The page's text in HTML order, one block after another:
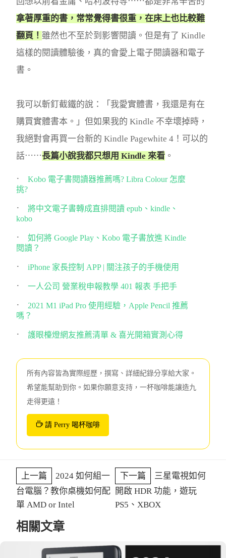
拿著厚重的書，常常覺得書很重，在床上也比較難
翻頁！ 雖然也不至於到影響閱讀。但是有了 Kindle
這樣的閱讀體驗後，真的會愛上電子閱讀器和電子
書。
我可以斬釘截鐵的說：「我愛實體書，我還是有在
購買實體書本。」但如果我的 Kindle 不幸壞掉時，
我絕對會再買一台新的 Kindle Pagewhite 4！可以的
話⋯⋯長篇小說我都只想用 Kindle 來看 。
Kobo 電子書閱讀器推薦嗎? Libra Colour 怎麼
挑?
將中文電子書轉成直排閱讀 epub、kindle、
kobo
如何將 Google Play、Kobo 電子書放進 Kindle
閱讀？
iPhone 家長控制 APP | 關注孩子的手機使用
一人公司 營業稅申報教學 401 報表 手把手
2021 M1 iPad Pro 使用經驗，Apple Pencil 推薦
嗎？
護眼檯燈網友推薦清單 & 喜光開箱實測心得
所有內容皆為實際經歷，撰寫、詳細紀錄分享給大家。
希望能幫助到你。如果你願意支持，一杯咖啡能讓造九
走得更遠！
請 Perry 喝杯咖啡
上一篇
2024 如何組一
台電腦？教你桌機如何配
單 AMD or Intel
下一篇
三星電視如何
開啟 HDR 功能，遊玩
PS5、XBOX
相關文章